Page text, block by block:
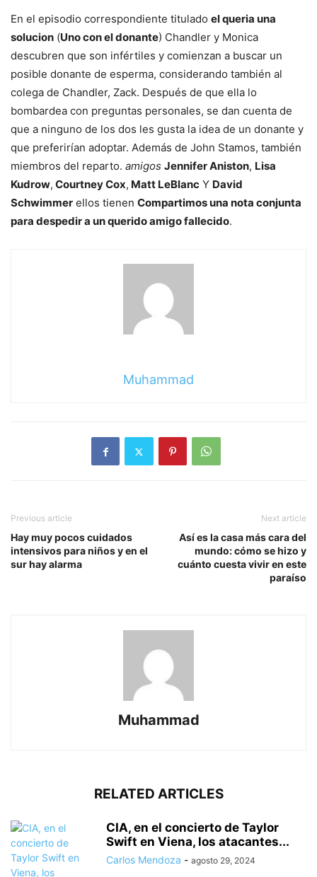
En el episodio correspondiente titulado el queria una
solucion (Uno con el donante) Chandler y Monica
descubren que son infértiles y comienzan a buscar un
posible donante de esperma, considerando también al
colega de Chandler, Zack. Después de que ella lo
bombardea con preguntas personales, se dan cuenta de
que a ninguno de los dos les gusta la idea de un donante y
que preferirían adoptar. Además de John Stamos, también
miembros del reparto. amigos Jennifer Aniston, Lisa
Kudrow, Courtney Cox, Matt LeBlanc Y David
Schwimmer ellos tienen Compartimos una nota conjunta
para despedir a un querido amigo fallecido.
Muhammad
Previous article
Hay muy pocos cuidados
intensivos para niños y en el
sur hay alarma
Next article
Así es la casa más cara del
mundo: cómo se hizo y
cuánto cuesta vivir en este
paraíso
Muhammad
RELATED ARTICLES
CIA, en el concierto de Taylor
Swift en Viena, los atacantes...
Carlos Mendoza - agosto 29, 2024